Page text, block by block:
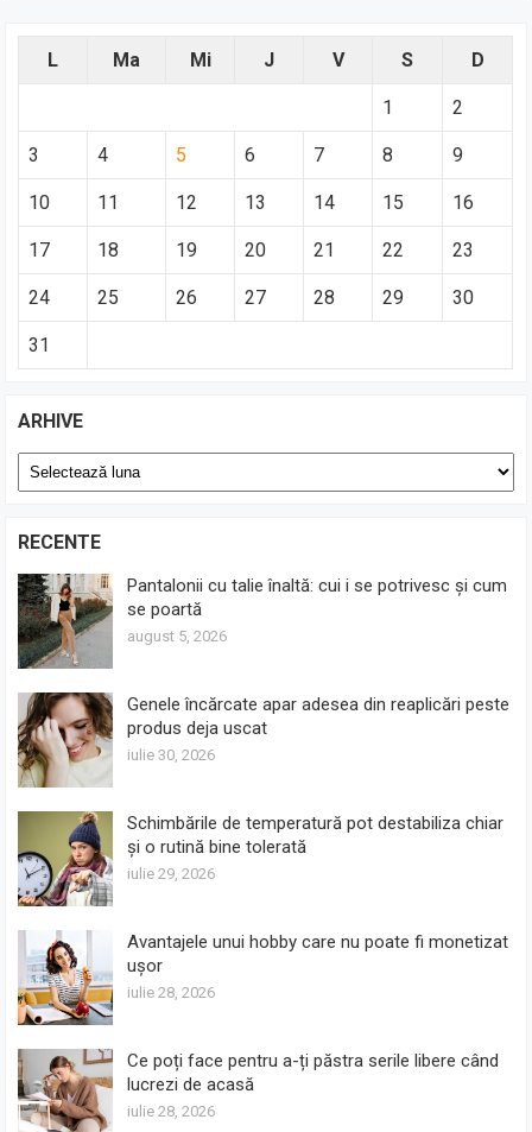
L Ma Mi J V S D
1 2
3 4 5 6 7 8 9
10 11 12 13 14 15 16
17 18 19 20 21 22 23
24 25 26 27 28 29 30
31
ARHIVE
Arhive
RECENTE
Pantalonii cu talie înaltă: cui i se potrivesc și cum
se poartă
august 5, 2026
Genele încărcate apar adesea din reaplicări peste
produs deja uscat
iulie 30, 2026
Schimbările de temperatură pot destabiliza chiar
și o rutină bine tolerată
iulie 29, 2026
Avantajele unui hobby care nu poate fi monetizat
ușor
iulie 28, 2026
Ce poți face pentru a-ți păstra serile libere când
lucrezi de acasă
iulie 28, 2026